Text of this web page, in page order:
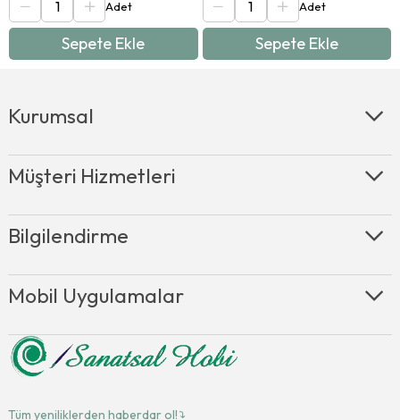
Sepete Ekle Sepete Ekle
Kurumsal
Müşteri Hizmetleri
Bilgilendirme
Mobil Uygulamalar
Tüm yeniliklerden haberdar ol!